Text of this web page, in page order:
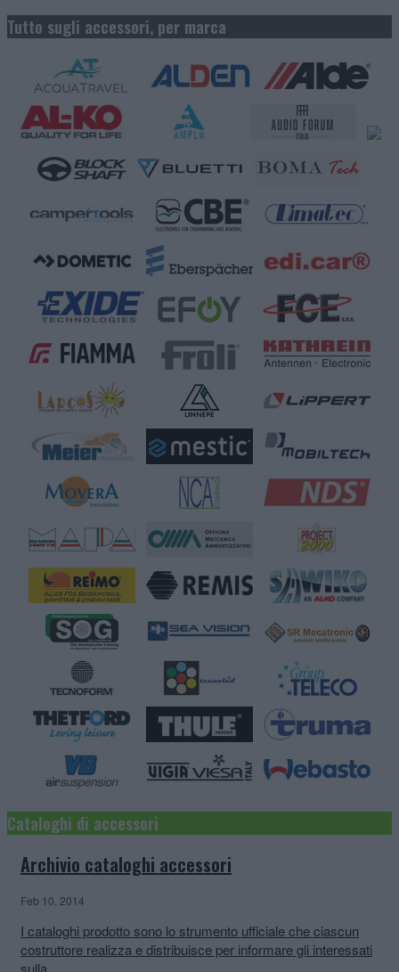
Tutto sugli accessori, per marca
Cataloghi di accessori
Archivio cataloghi accessori
Feb 10, 2014
I cataloghi prodotto sono lo strumento ufficiale che ciascun
costruttore realizza e distribuisce per informare gli interessati
sulla ...